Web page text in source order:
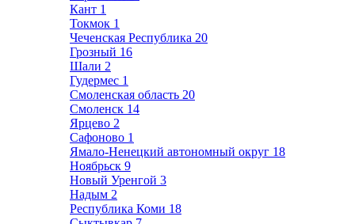
Кант 1
Токмок 1
Чеченская Республика 20
Грозный 16
Шали 2
Гудермес 1
Смоленская область 20
Смоленск 14
Ярцево 2
Сафоново 1
Ямало-Ненецкий автономный округ 18
Ноябрьск 9
Новый Уренгой 3
Надым 2
Республика Коми 18